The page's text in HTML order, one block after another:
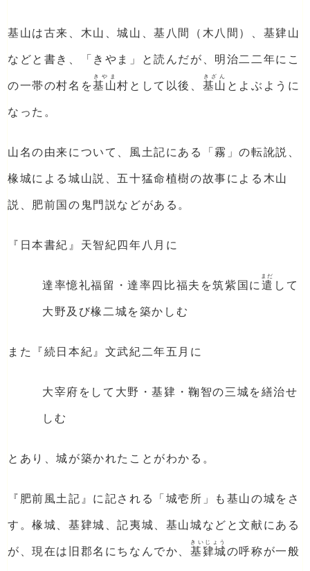
基山は古来、木山、城山、基八間（木八間）、基肄山
などと書き、「きやま」と読んだが、明治二二年にこ
の一帯の村名を基山
きやま
村として以後、 基山
きざん
とよぶように
なった。
山名の由来について、風土記にある「霧」の転訛説、
椽城による城山説、五十猛命植樹の故事による木山
説、肥前国の鬼門説などがある。
『日本書紀』天智紀四年八月に
達率憶礼福留・達率四比福夫を筑紫国に 遣
まだ
して
大野及び椽二城を築かしむ
また『続日本紀』文武紀二年五月に
大宰府をして大野・基肄・鞠智の三城を繕治せ
しむ
とあり、城が築かれたことがわかる。
『肥前風土記』に記される「城壱所」も基山の城をさ
す。椽城、基肄城、記夷城、基山城などと文献にある
が、現在は旧郡名にちなんでか、 基肄城
きいじょう
の呼称が一般